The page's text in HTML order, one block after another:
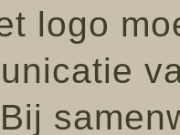
logo